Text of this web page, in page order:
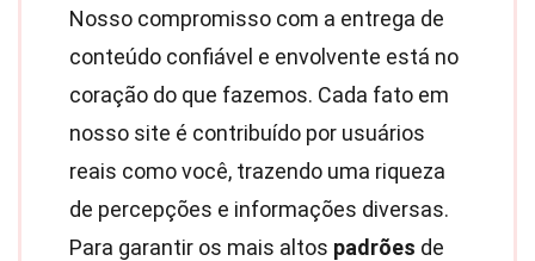
Nosso compromisso com a entrega de
conteúdo confiável e envolvente está no
coração do que fazemos. Cada fato em
nosso site é contribuído por usuários
reais como você, trazendo uma riqueza
de percepções e informações diversas.
Para garantir os mais altos padrões de